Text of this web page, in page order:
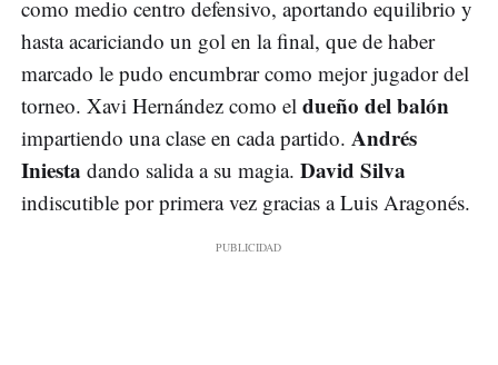
como medio centro defensivo, aportando equilibrio y
hasta acariciando un gol en la final, que de haber
marcado le pudo encumbrar como mejor jugador del
torneo. Xavi Hernández como el dueño del balón
impartiendo una clase en cada partido. Andrés
Iniesta dando salida a su magia. David Silva
indiscutible por primera vez gracias a Luis Aragonés.